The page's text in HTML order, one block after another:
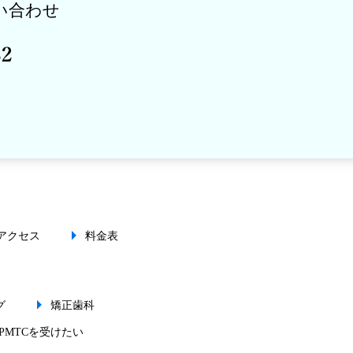
合わせ
クセス 料金表
矯正歯科
を受けたい